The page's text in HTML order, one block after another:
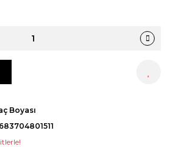
Boyası